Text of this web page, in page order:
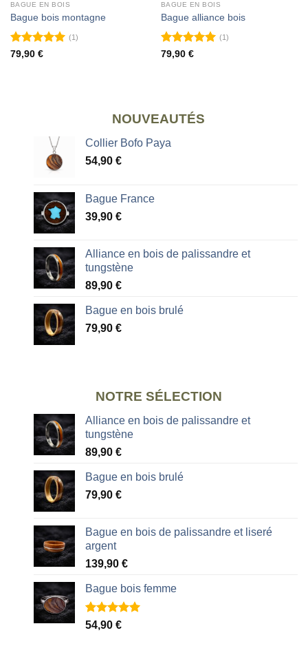
BAGUE EN BOIS
Bague bois montagne
Note 5sur
(1)
79,90 €
BAGUE EN BOIS
Bague alliance bois
Note 5sur
(1)
79,90 €
NOUVEAUTÉS
Collier Bofo Paya
54,90 €
Bague France
39,90 €
Alliance en bois de palissandre et
tungstène
89,90 €
Bague en bois brulé
79,90 €
NOTRE SÉLECTION
Alliance en bois de palissandre et
tungstène
89,90 €
Bague en bois brulé
79,90 €
Bague en bois de palissandre et liseré
argent
139,90 €
Bague bois femme
Noté5.00
2
54,90 €